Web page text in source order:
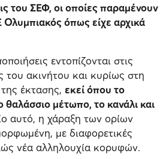
του ΣΕΦ, οι οποίες παραμένουν
όπως είχε αρχικά
εντοπίζονται στις
του ακινήτου και κυρίως στη
έκτασης, εκεί όπου το
θαλάσσιο μέτωπο, το κανάλι και
αυτό, η χάραξη των ορίων
με διαφορετικές
νέα αλληλουχία κορυφών.